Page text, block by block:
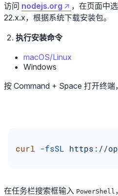
访问 nodejs.org
，在页面中
22.x.x，根据系统下载安装包。
执行安装命令
macOS/Linux
Windows
按 Command + Space 打开终端
curl -fsSL https://
在任务栏搜索框输入 PowerShell